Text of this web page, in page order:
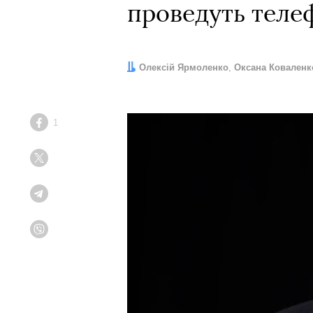
проведуть
Автори:
Олексій Ярмоленко Оксана
Facebook
1